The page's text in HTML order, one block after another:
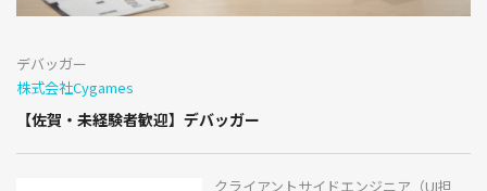
デバッガー
株式会社Cygames
【佐賀・未経験者歓迎】デバッガー
クライアントサイドエンジニア（UI担